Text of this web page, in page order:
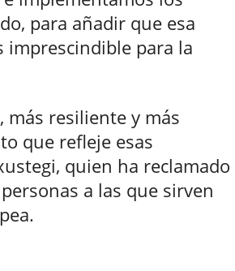
para añadir que esa
imprescindible para la
más resiliente y más
que refleje esas
quien ha reclamado
a las que sirven